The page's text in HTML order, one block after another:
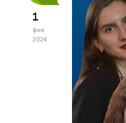
1
фев
2024